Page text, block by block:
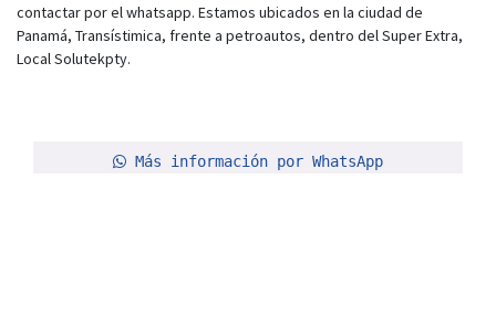
contactar por el whatsapp. Estamos ubicados en la ciudad de
Panamá, Transístimica, frente a petroautos, dentro del Super Extra,
Local Solutekpty.
Más información por WhatsApp